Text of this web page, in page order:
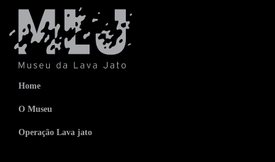
Home
O Museu
Operação Lava jato